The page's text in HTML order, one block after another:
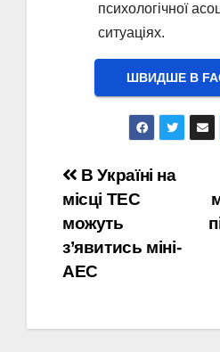
психологічної
ситуаціях.
ШВИДШЕ В
Навігація
записів
В Україні на
місці ТЕС
можуть
з’явитись міні-
АЕС